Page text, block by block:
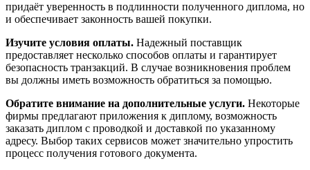
придаёт уверенность в подлинности полученного диплома, но
и обеспечивает законность вашей покупки.
Изучите условия оплаты. Надежный поставщик
предоставляет несколько способов оплаты и гарантирует
безопасность транзакций. В случае возникновения проблем
вы должны иметь возможность обратиться за помощью.
Обратите внимание на дополнительные услуги. Некоторые
фирмы предлагают приложения к диплому, возможность
заказать диплом с проводкой и доставкой по указанному
адресу. Выбор таких сервисов может значительно упростить
процесс получения готового документа.